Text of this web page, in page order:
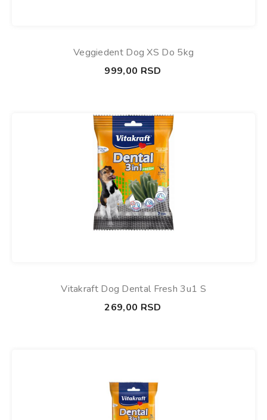
Veggiedent Dog XS Do 5kg
999,00 RSD
Vitakraft Dog Dental Fresh 3u1 S
269,00 RSD